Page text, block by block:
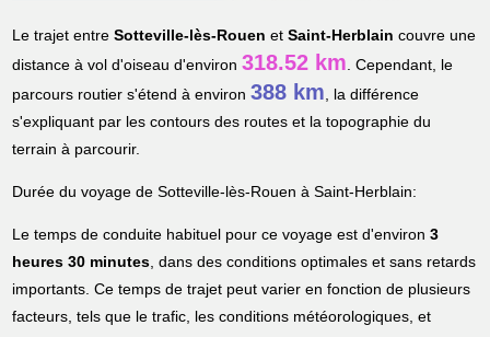
Le trajet entreSotteville-lès-Rouen etSaint-Herblain couvre une
distance à vol d'oiseau d'environ318.52 km. Cependant, le
parcours routier s'étend à environ388 km, la différence
s'expliquant par les contours des routes et la topographie du
terrain à parcourir.
Durée du voyage de Sotteville-lès-Rouen à Saint-Herblain:
Le temps de conduite habituel pour ce voyage est d'environ3
heures 30 minutes, dans des conditions optimales et sans retards
importants. Ce temps de trajet peut varier en fonction de plusieurs
facteurs, tels que le trafic, les conditions météorologiques, et